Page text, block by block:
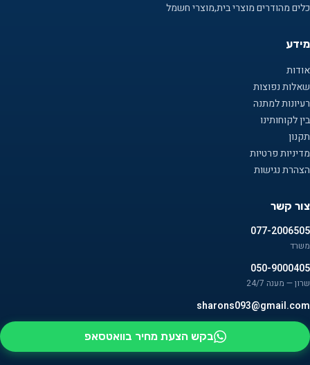
כלים מהודרים מוצרי בית,מוצרי חשמל
מידע
אודות
שאלות נפוצות
רעיונות למתנה
בין לקוחותינו
תקנון
מדיניות פרטיות
הצהרת נגישות
צור קשר
077-2006505
משרד
050-9000405
שרון — מענה 24/7
sharons093@gmail.com
בקש הצעת מחיר בוואטסאפ